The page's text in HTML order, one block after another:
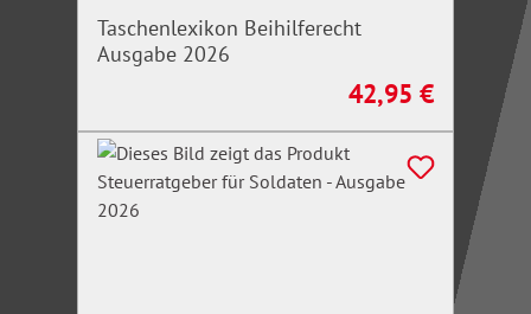
Taschenlexikon Beihilferecht
Ausgabe 2026
Regulärer Preis:
42,95 €